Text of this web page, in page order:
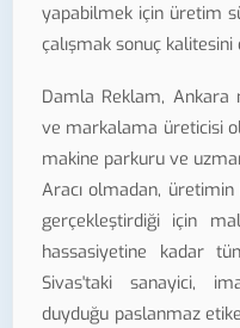
yapabilmek için üretim
çalışmak sonuç
Damla Reklam, Ankara
ve markalama üreticisi
makine parkuru ve
Aracı olmadan, üretimin
gerçekleştirdiği için
hassasiyetine kadar
Sivas'taki sanayici,
duyduğu paslanmaz